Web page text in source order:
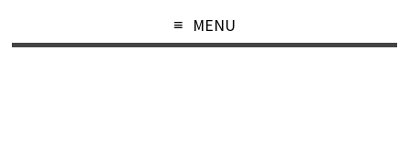
MENU